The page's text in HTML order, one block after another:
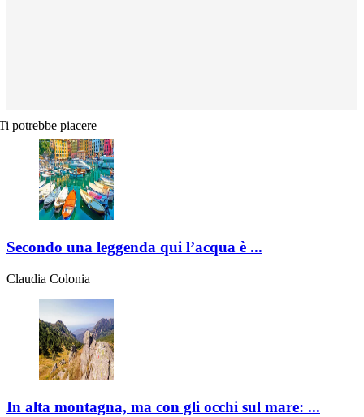
potrebbe piacere
Secondo una leggenda qui l’acqua è ...
Claudia Colonia
In alta montagna, ma con gli occhi sul mare: ...